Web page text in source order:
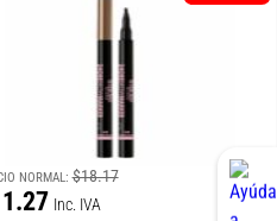
NORMAL:$18.17
Inc. IVA